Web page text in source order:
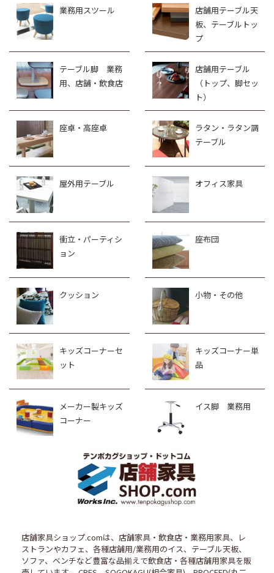
業務用スツール
店舗用テーブル天
板、テーブルトッ
プ
テーブル脚 業務
用、店舗・飲食店
店舗用テーブル
（トップ、脚セッ
ト）
座卓・高座卓
ラタン・ラタン調
テーブル
屋外用テーブル オフィス家具
衝立・パーティシ
ョン
座布団
クッション 小物・その他
キッズコーナーセ
ット
キッズコーナー単
品
メーカー製キッズ
コーナー
イス脚 業務用
店舗家具ショップ.comは、店舗家具・飲食店・業務用家具、レ
ストランやカフェ、各種店舗用/業務用のイス、テーブル天板、
ソファ、ベンチなど豊富な品揃えで飲食店・各種店舗用家具を販